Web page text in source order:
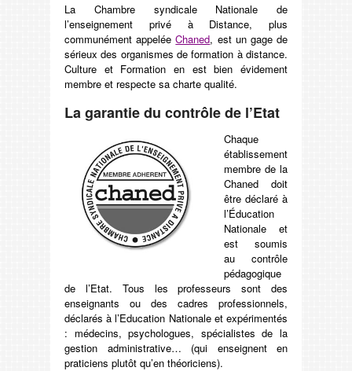
La Chambre syndicale Nationale de
l’enseignement privé à Distance, plus
communément appeléeChaned, est un gage de
sérieux des organismes de formation à distance.
Culture et Formation en est bien évidement
membre et respecte sa charte qualité.
La garantie du contrôle de l’Etat
Chaque
établissement
membre de la
Chaned doit
être déclaré à
l’Éducation
Nationale et
est soumis
au contrôle
pédagogique
de l’Etat. Tous les professeurs sont des
enseignants ou des cadres professionnels,
déclarés à l’Education Nationale et expérimentés
: médecins, psychologues, spécialistes de la
gestion administrative… (qui enseignent en
praticiens plutôt qu’en théoriciens).